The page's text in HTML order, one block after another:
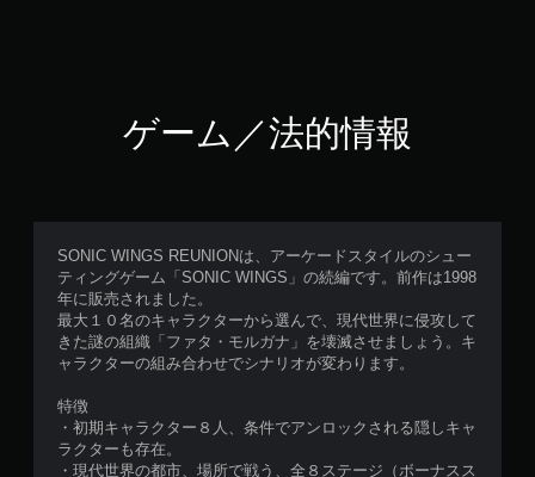
ゲーム／法的情報
SONIC WINGS REUNIONは、アーケードスタイルのシュー
ティングゲーム「SONIC WINGS」の続編です。前作は1998
年に販売されました。
最大１０名のキャラクターから選んで、現代世界に侵攻して
きた謎の組織「ファタ・モルガナ」を壊滅させましょう。キ
ャラクターの組み合わせでシナリオが変わります。
特徴
・初期キャラクター８人、条件でアンロックされる隠しキャ
ラクターも存在。
・現代世界の都市、場所で戦う、全８ステージ（ボーナスス